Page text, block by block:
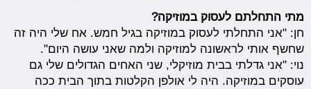
מתי התחלתם לעסוק במוזיקה?
חן: "אני התחלתי לעסוק במוזיקה בגיל חמש. אח שלי היה זה
שחשף אותי לראשונה למוזיקה ולמה שאני עושה היום".
נוי: "אני גדלתי בבית מוזיקלי, שני האחים הגדולים שלי גם
עוסקים במוזיקה. היה לי אולפן הקלטות בתוך הבית ככה